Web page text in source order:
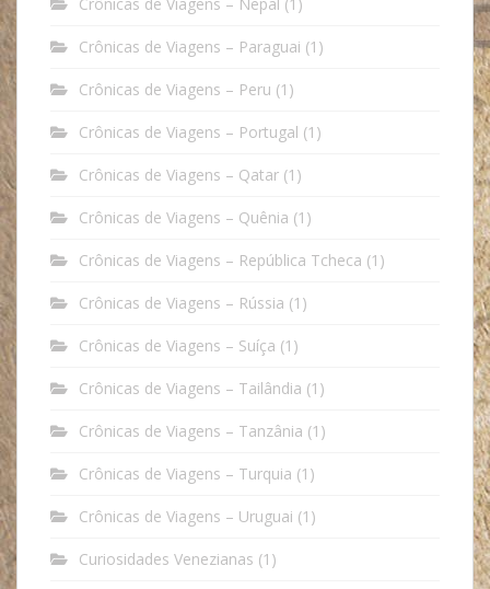
Crônicas de Viagens – Paraguai (1)
Crônicas de Viagens – Peru (1)
Crônicas de Viagens – Portugal (1)
Crônicas de Viagens – Qatar (1)
Crônicas de Viagens – Quênia (1)
Crônicas de Viagens – República Tcheca (1)
Crônicas de Viagens – Rússia (1)
Crônicas de Viagens – Suíça (1)
Crônicas de Viagens – Tailândia (1)
Crônicas de Viagens – Tanzânia (1)
Crônicas de Viagens – Turquia (1)
Crônicas de Viagens – Uruguai (1)
Curiosidades Venezianas (1)